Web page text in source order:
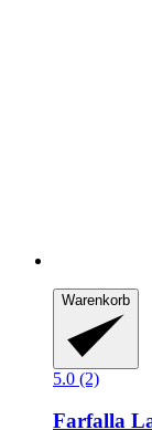
Warenkorb
5.0 (2)
Farfalla